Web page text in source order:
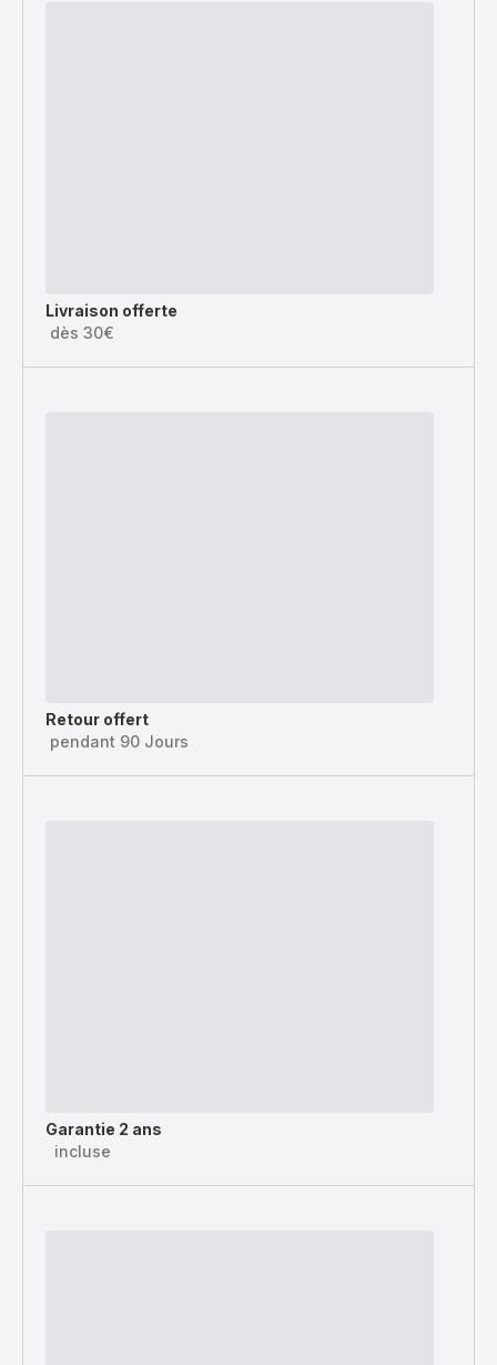
Livraison offerte
dès 30€
Retour offert
pendant 90 Jours
Garantie 2 ans
incluse